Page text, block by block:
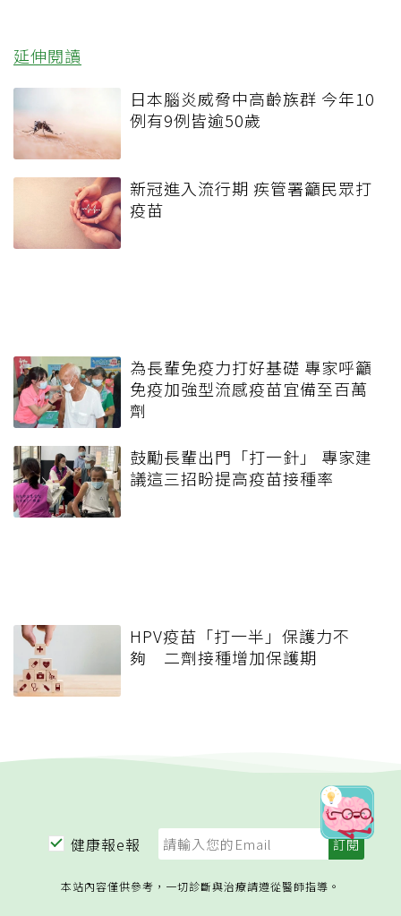
延伸閱讀
日本腦炎威脅中高齡族群 今年10
例有9例皆逾50歲
新冠進入流行期 疾管署籲民眾打
疫苗
為長輩免疫力打好基礎 專家呼籲
免疫加強型流感疫苗宜備至百萬
劑
鼓勵長輩出門「打一針」 專家建
議這三招盼提高疫苗接種率
HPV疫苗「打一半」保護力不
夠 二劑接種增加保護期
健康報e報
本站內容僅供參考，一切診斷與治療請遵從醫師指導。